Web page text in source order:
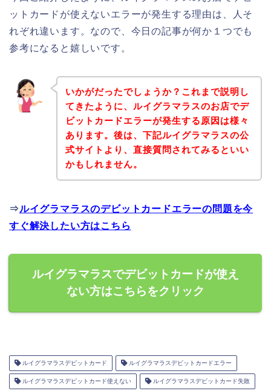
ットカードが使えないエラーが発生する理由は、人そ
れぞれ違います。なので、今日の記事が何か１つでも
参考になると嬉しいです。
いかがだったでしょうか？これまで説明し
てきたように、ルイグラマラスのお店でデ
ビットカードエラーが発生する原因は様々
あります。後は、下記ルイグラマラスの公
式サイトより、直接質問されてみるといい
かもしれません。
⇒ルイグラマラスのデビットカードエラーの問題を今
すぐ解決したい方はこちら
ルイグラマラスでデビットカードが使え
ない方はこちらをクリック
ルイグラマラスデビットカード ルイグラマラスデビットカードエラー
ルイグラマラスデビットカード使えない ルイグラマラスデビットカード失敗